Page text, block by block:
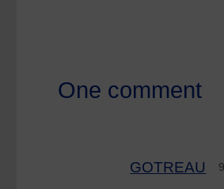
One comment
GOTREAU